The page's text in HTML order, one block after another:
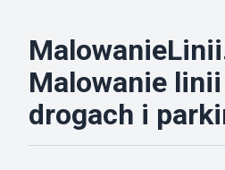
Malowanie
drogach i